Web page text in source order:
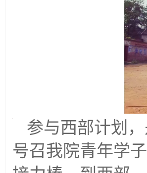
参与西部计划
号召我院青年学